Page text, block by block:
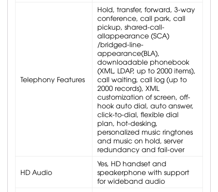
Telephony Features
Hold, transfer, forward, 3-way
conference, call park, call
pickup, shared-call-
allappearance (SCA)
/bridged-line-
appearance(BLA),
downloadable phonebook
(XML, LDAP, up to 2000 items),
call waiting, call log (up to
2000 records), XML
customization of screen, off-
hook auto dial, auto answer,
click-to-dial, flexible dial
plan, hot-desking,
personalized music ringtones
and music on hold, server
redundancy and fail-over
HD Audio
Yes, HD handset and
speakerphone with support
for wideband audio